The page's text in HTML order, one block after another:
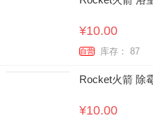
¥10.00
自营 库存： 87
Rocket火箭 除
¥10.00